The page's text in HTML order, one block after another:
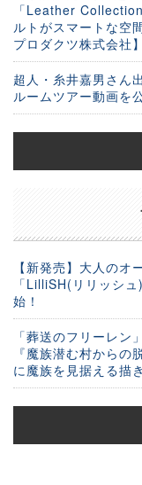
「Leather
ルトがスマートな空
プロダクツ株式会社】
超人・糸井嘉男さん
ルームツアー動画を
【新発売】大人のオ
「LilliSH(リリッシ
始！
「葬送のフリーレ
『魔族潜む村から
に魔族を見据える描